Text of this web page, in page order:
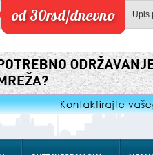
Upis
od 30rsd/dnevno